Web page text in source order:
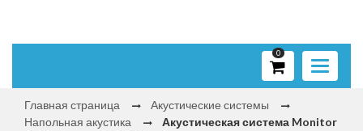
Toggle
0
Главная страница
Акустические системы
Напольная акустика
Акустическая система Monitor